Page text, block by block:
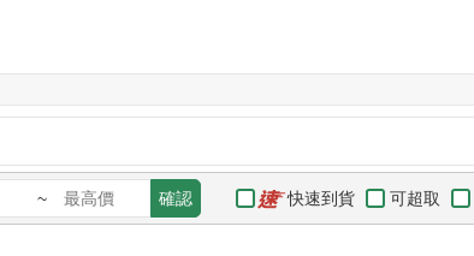
~ 確認 快速到貨 可超取